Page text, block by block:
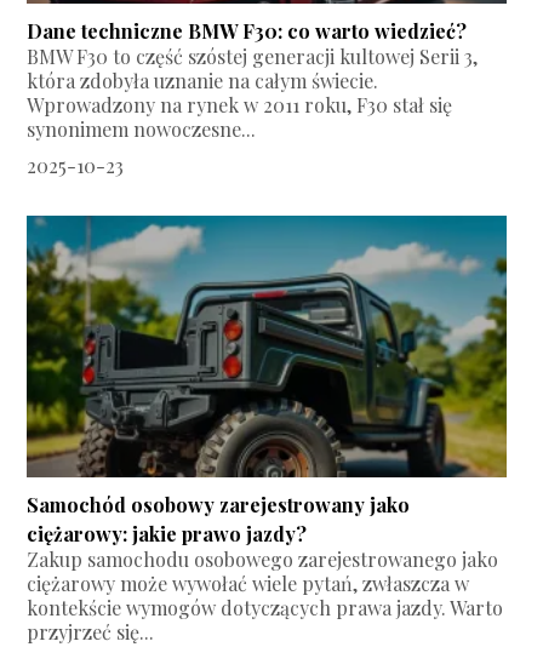
Dane techniczne BMW F30: co warto wiedzieć?
BMW F30 to część szóstej generacji kultowej Serii 3,
która zdobyła uznanie na całym świecie.
Wprowadzony na rynek w 2011 roku, F30 stał się
synonimem nowoczesne...
2025-10-23
Samochód osobowy zarejestrowany jako
ciężarowy: jakie prawo jazdy?
Zakup samochodu osobowego zarejestrowanego jako
ciężarowy może wywołać wiele pytań, zwłaszcza w
kontekście wymogów dotyczących prawa jazdy. Warto
przyjrzeć się...